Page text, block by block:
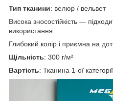
Тип тканини: велюр / вельвет
Висока зносостійкість —
використання
Глибокий колір і приємна на
Щільність: 300 г/м²
Вартість: Тканина 1-ої